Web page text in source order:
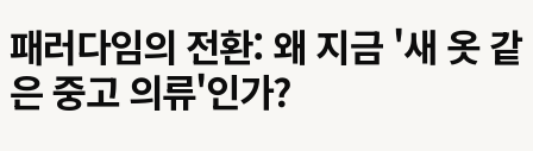
패러다임의 전환: 왜 지금 '새 옷 같
은 중고 의류'인가?